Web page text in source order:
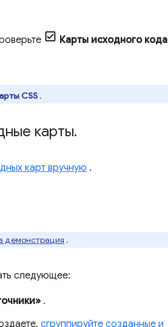
Карты исходного кода
CSS .
карты.
карт вручную .
демонстрация .
следующее:
.
сгруппируйте созданные и